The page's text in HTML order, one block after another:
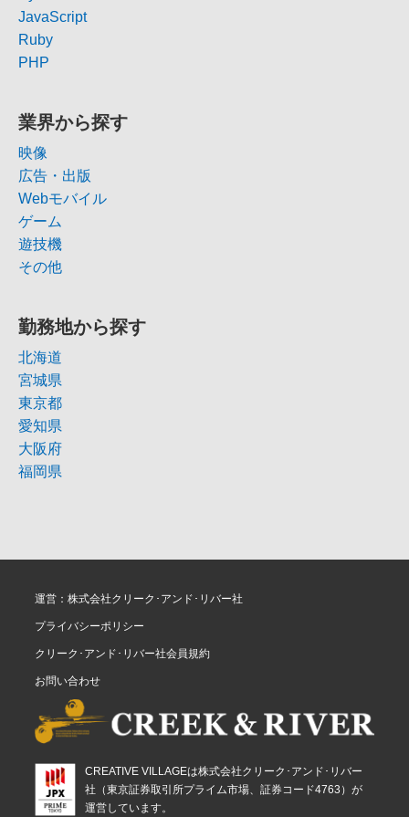
JavaScript
Ruby
PHP
業界から探す
映像
広告・出版
Webモバイル
ゲーム
遊技機
その他
勤務地から探す
北海道
宮城県
東京都
愛知県
大阪府
福岡県
運営：株式会社クリーク･アンド･リバー社
プライバシーポリシー
クリーク･アンド･リバー社会員規約
お問い合わせ
CREATIVE VILLAGEは株式会社クリーク･アンド･リバー
社（東京証券取引所プライム市場、証券コード4763）が
運営しています。